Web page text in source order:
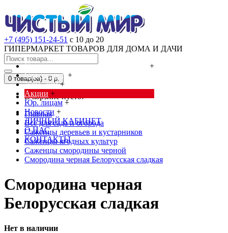
+7 (495) 151-24-51 с 10 до 20
ГИПЕРМАРКЕТ ТОВАРОВ ДЛЯ ДОМА И ДАЧИ
Cредства от насекомых и грызунов
+
Сад, огород +
Дача, дом +
Акции +
Юр. лицам +
Новости +
ЛИЧНЫЙ КАБИНЕТ
О НАС
КОНТАКТЫ
0 товар(ов) - 0 р.
В корзине пусто!
Главная
Всё для сада и огорода
Саженцы деревьев и кустарников
Саженцы ягодных культур
Саженцы смородины черной
Смородина черная Белорусская сладкая
Смородина черная
Белорусская сладкая
Нет в наличии